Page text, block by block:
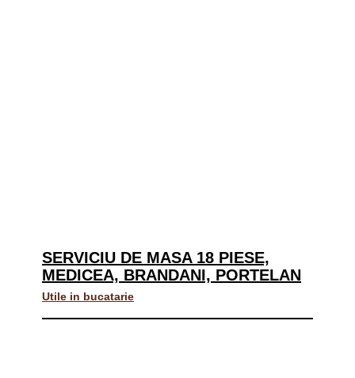
SERVICIU DE MASA 18 PIESE,
MEDICEA, BRANDANI, PORTELAN
Utile in bucatarie